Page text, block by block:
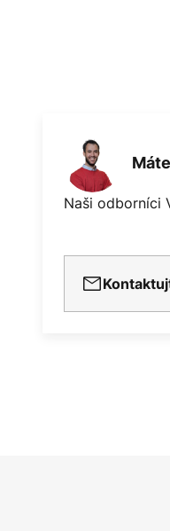
Naši odborníci